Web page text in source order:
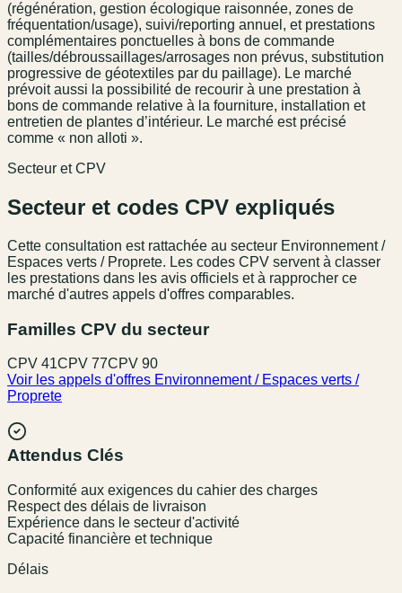
(régénération, gestion écologique raisonnée, zones de
fréquentation/usage), suivi/reporting annuel, et prestations
complémentaires ponctuelles à bons de commande
(tailles/débroussaillages/arrosages non prévus, substitution
progressive de géotextiles par du paillage). Le marché
prévoit aussi la possibilité de recourir à une prestation à
bons de commande relative à la fourniture, installation et
entretien de plantes d’intérieur. Le marché est précisé
comme « non alloti ».
Secteur et CPV
Secteur et codes CPV expliqués
Cette consultation est rattachée au secteur Environnement /
Espaces verts / Proprete. Les codes CPV servent à classer
les prestations dans les avis officiels et à rapprocher ce
marché d'autres appels d'offres comparables.
Familles CPV du secteur
CPV 41CPV 77CPV 90
Voir les appels d'offres Environnement / Espaces verts /
Proprete
Attendus Clés
Conformité aux exigences du cahier des charges
Respect des délais de livraison
Expérience dans le secteur d'activité
Capacité financière et technique
Délais